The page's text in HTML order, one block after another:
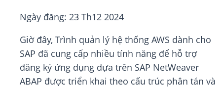
Ngày đăng: 23 Th12 2024
Giờ đây, Trình quản lý hệ thống AWS dành cho
SAP đã cung cấp nhiều tính năng để hỗ trợ
đăng ký ứng dụng dựa trên SAP NetWeaver
ABAP được triển khai theo cấu trúc phân tán và